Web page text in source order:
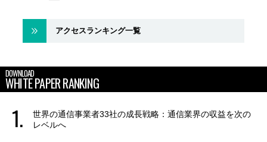
アクセスランキング一覧
DOWNLOAD
WHITE PAPER RANKING
世界の通信事業者33社の成長戦略：通信業界の収益を次の
レベルへ